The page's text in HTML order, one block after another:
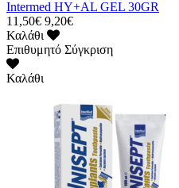
Intermed HY+AL GEL 30GR
11,50€ 9,20€
Καλάθι
Επιθυμητό Σύγκριση
Καλάθι